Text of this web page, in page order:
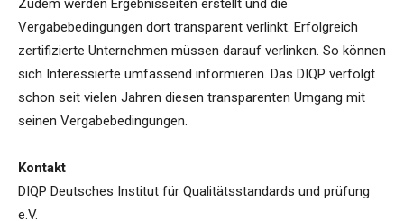
Zudem werden Ergebnisseiten erstellt und die
Vergabebedingungen dort transparent verlinkt. Erfolgreich
zertifizierte Unternehmen müssen darauf verlinken. So können
sich Interessierte umfassend informieren. Das DIQP verfolgt
schon seit vielen Jahren diesen transparenten Umgang mit
seinen Vergabebedingungen.
Kontakt
DIQP Deutsches Institut für Qualitätsstandards und prüfung
e.V.